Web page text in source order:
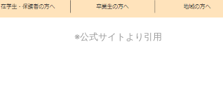
※公式サイトより引用